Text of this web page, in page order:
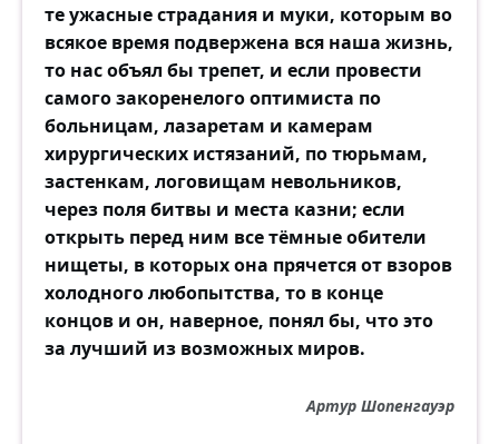
те ужасные страдания и муки, которым во
всякое время подвержена вся наша жизнь,
то нас объял бы трепет, и если провести
самого закоренелого оптимиста по
больницам, лазаретам и камерам
хирургических истязаний, по тюрьмам,
застенкам, логовищам невольников,
через поля битвы и места казни; если
открыть перед ним все тёмные обители
нищеты, в которых она прячется от взоров
холодного любопытства, то в конце
концов и он, наверное, понял бы, что это
за лучший из возможных миров.
Артур Шопенгауэр